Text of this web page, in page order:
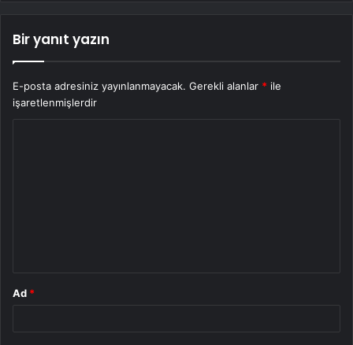
Bir yanıt yazın
E-posta adresiniz yayınlanmayacak. Gerekli alanlar * ile
işaretlenmişlerdir
Ad *